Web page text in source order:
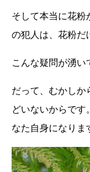
そして本当に花粉
の犯人は、花粉だ
こんな疑問が湧い
だって、むかしか
どいないからです
なた自身になりま